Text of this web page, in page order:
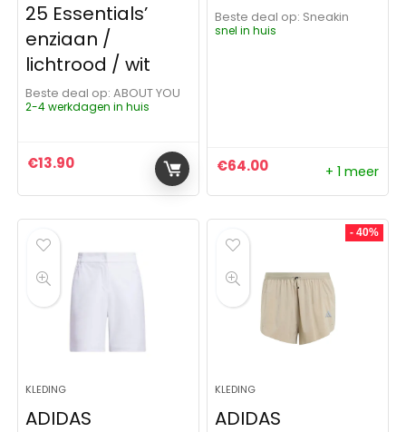
25 Essentials’
enziaan /
lichtrood / wit
Beste deal op:
ABOUT YOU
2-4 werkdagen in huis
€13.90
Beste deal op:
Sneakin
snel in huis
€64.00 + 1 meer
KLEDING
ADIDAS
- 40%
KLEDING
ADIDAS